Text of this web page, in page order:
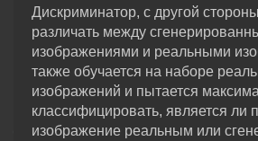
Дискриминатор, с другой
различать между
изображениями и реальными
также обучается на наборе
изображений и пытается
классифицировать, является ли
изображение реальным или